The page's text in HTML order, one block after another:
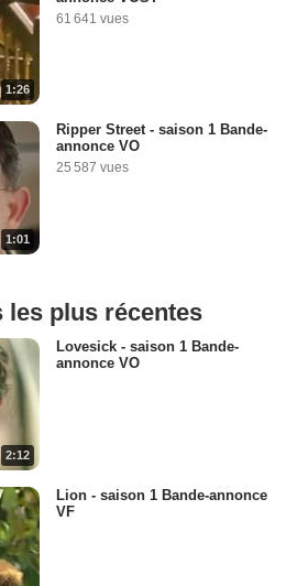
1:26
61 641 vues
1:01
Ripper Street - saison 1 Bande-
annonce VO
25 587 vues
les plus récentes
2:12
Lovesick - saison 1 Bande-
annonce VO
Lion - saison 1 Bande-annonce
VF